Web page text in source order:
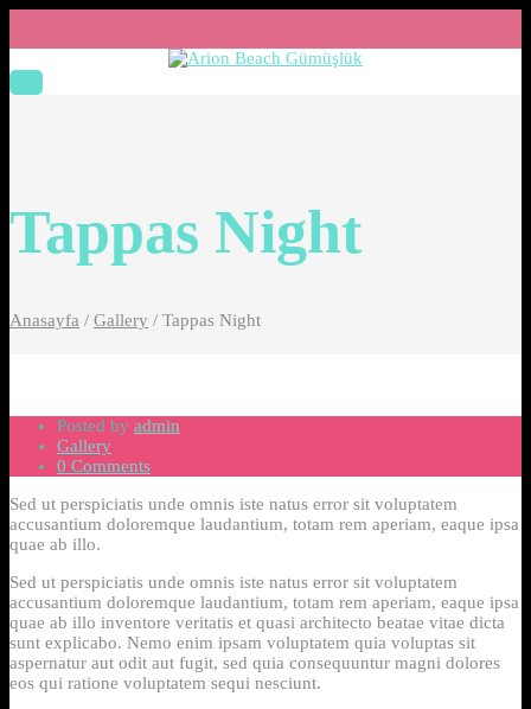
Tappas Night
Anasayfa / Gallery / Tappas Night
Posted by admin
Gallery
0 Comments
Sed ut perspiciatis unde omnis iste natus error sit voluptatem
accusantium doloremque laudantium, totam rem aperiam, eaque ipsa
quae ab illo.
Sed ut perspiciatis unde omnis iste natus error sit voluptatem
accusantium doloremque laudantium, totam rem aperiam, eaque ipsa
quae ab illo inventore veritatis et quasi architecto beatae vitae dicta
sunt explicabo. Nemo enim ipsam voluptatem quia voluptas sit
aspernatur aut odit aut fugit, sed quia consequuntur magni dolores
eos qui ratione voluptatem sequi nesciunt.